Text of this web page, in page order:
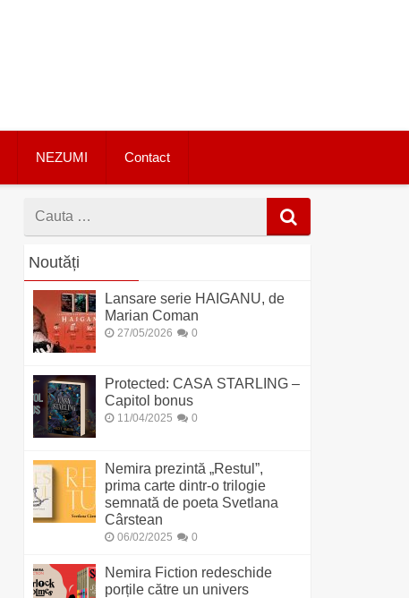
NEZUMI Contact
Cauta
Noutăți
Lansare serie HAIGANU, de
Marian Coman
27/05/2026 0
Protected: CASA STARLING –
Capitol bonus
11/04/2025 0
Nemira prezintă „Restul”,
prima carte dintr-o trilogie
semnată de poeta Svetlana
Cârstean
06/02/2025 0
Nemira Fiction redeschide
porțile către un univers